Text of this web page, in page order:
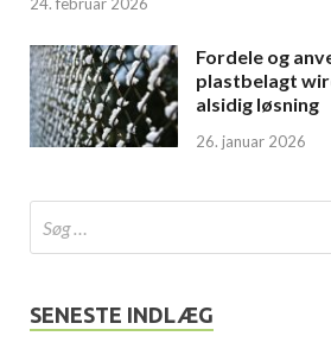
Fordele og
plastbelagt
alsidig løsning
26. januar 2026
SENESTE INDLÆG